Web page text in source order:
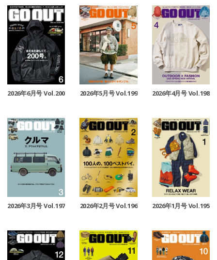
2026年6月号 Vol.200 2026年5月号 Vol.199 2026年4月号 Vol.198
2026年3月号 Vol.197 2026年2月号 Vol.196 2026年1月号 Vol.195